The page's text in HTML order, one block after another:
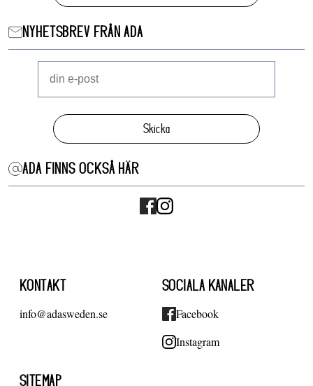
NYHETSBREV FRÅN ADA
Skicka
ADA FINNS OCKSÅ HÄR
KONTAKT
info@adasweden.se
SOCIALA KANALER
Facebook
Instagram
SITEMAP